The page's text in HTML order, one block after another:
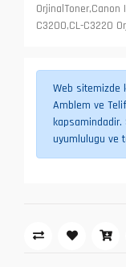
OrjinalToner,Canon
C3200,CL-C3220
Web sitemizde
Amblem ve
uyumlulugu ve